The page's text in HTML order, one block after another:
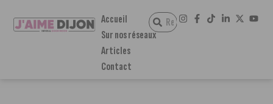
Accueil
Sur nos réseaux
Articles
Contact